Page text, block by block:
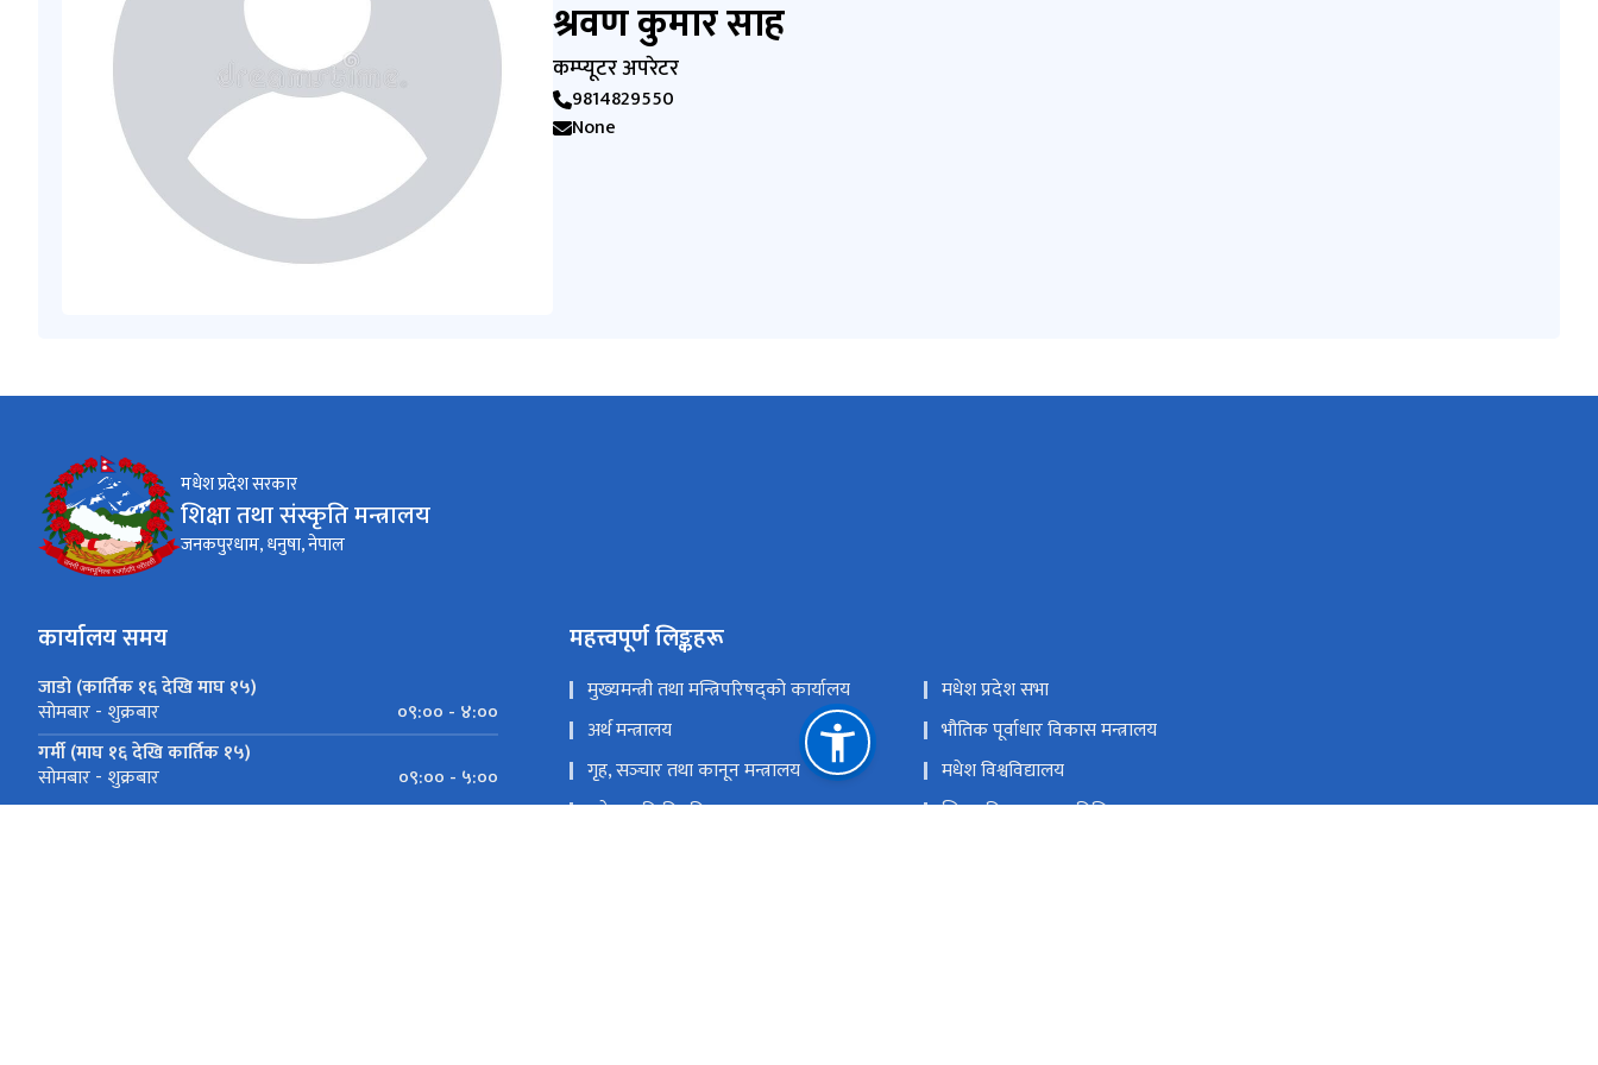
श्रवण कुमार साह
कम्प्यूटर अपरेटर
9814829550
None
मधेश प्रदेश सरकार
शिक्षा तथा संस्कृति मन्त्रालय
जनकपुरधाम, धनुषा, नेपाल
कार्यालय समय
जाडो (कार्तिक १६ देखि माघ १५)
सोमबार - शुक्रबार
०९:०० - ४:००
गर्मी (माघ १६ देखि कार्तिक १५)
सोमबार - शुक्रबार ०९:०० - ५:००
महत्त्वपूर्ण लिङ्कहरू
मुख्यमन्त्री तथा मन्त्रिपरिषद्को कार्यालय
मधेश प्रदेश सभा
अर्थ मन्त्रालय
भौतिक पूर्वाधार विकास मन्त्रालय
गृह, सञ्‍चार तथा कानून मन्त्रालय
मधेश विश्वविद्यालय
मधेश कृषि विश्वविद्यालय
शिक्षा, विज्ञान तथा प्रविधि मन्त्राल